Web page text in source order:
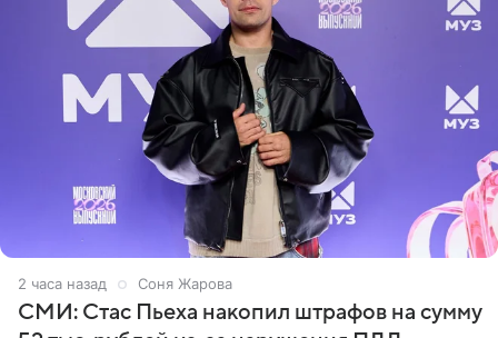
2 часа назад Соня Жарова
СМИ: Стас Пьеха накопил штрафов на сумму